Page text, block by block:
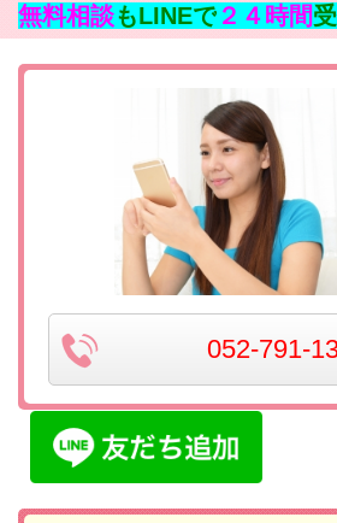
無料相談もLINEで ２４時間
052-791-